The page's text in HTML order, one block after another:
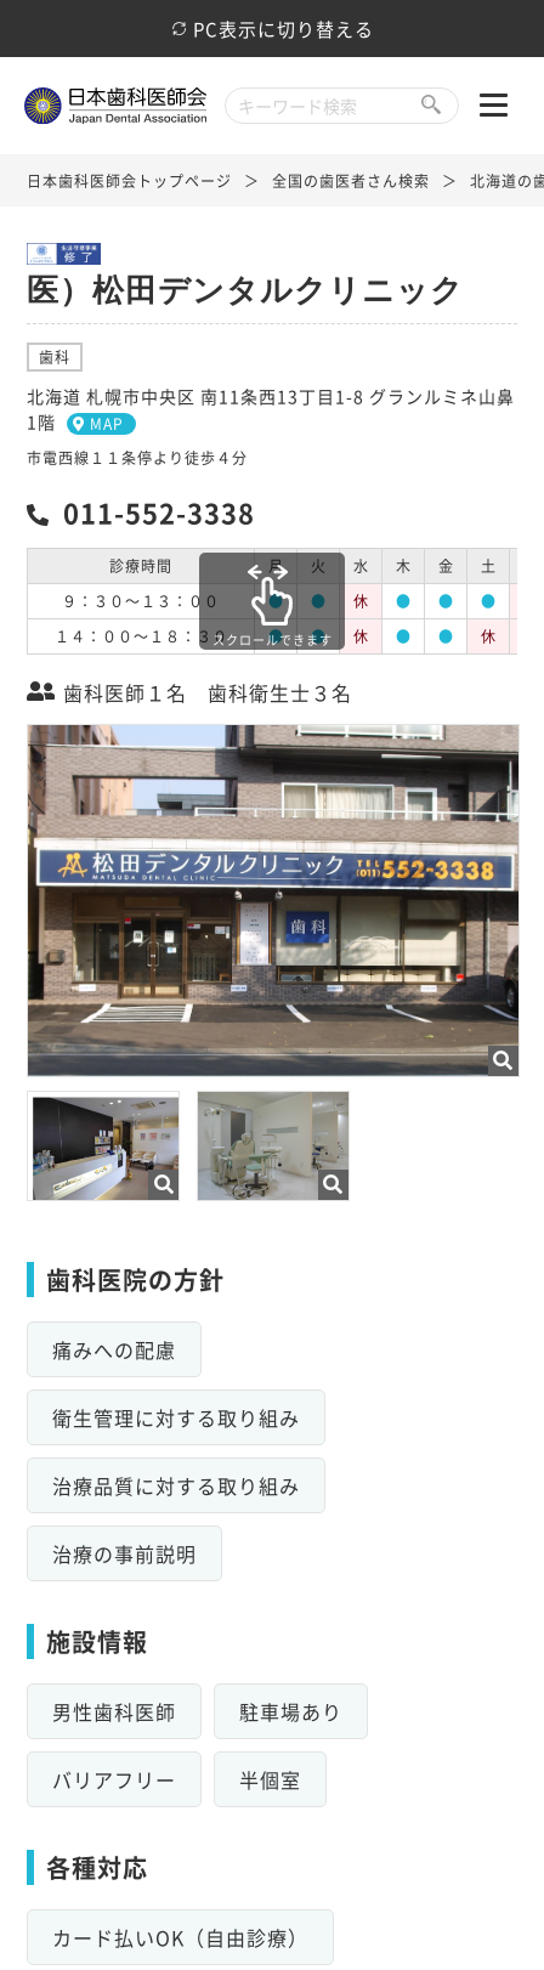
PC表示に切り替える
日本歯科医師会トップページ 全国の歯医者さん検索 北海道の
医）松田デンタルクリニック
歯科
北海道 札幌市中央区 南11条西13丁目1-8 グランルミネ山鼻
1階
MAP
市電西線１１条停より徒歩４分
011-552-3338
診療時間 月 火 水 木 金 土
９：３０～１３：００
● ● 休 ● ● ●
１４：００～１８：３０
● ● 休 ● ● 休
スクロールできます
歯科医師１名 歯科衛生士３名
歯科医院の方針
痛みへの配慮
衛生管理に対する取り組み
治療品質に対する取り組み
治療の事前説明
施設情報
男性歯科医師 駐車場あり
バリアフリー 半個室
各種対応
カード払いOK（自由診療）